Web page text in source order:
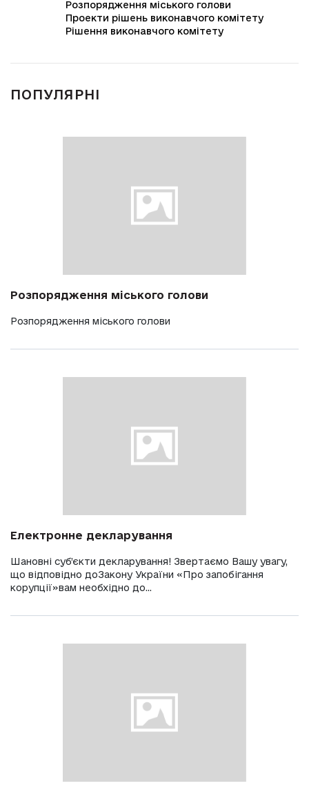
Розпорядження міського голови
Проекти рішень виконавчого комітету
Рішення виконавчого комітету
ПОПУЛЯРНІ
Розпорядження міського голови
Розпорядження міського голови
Електронне декларування
Шановні суб’єкти декларування! Звертаємо Вашу увагу,
що відповідно доЗакону України «Про запобігання
корупції»вам необхідно до...